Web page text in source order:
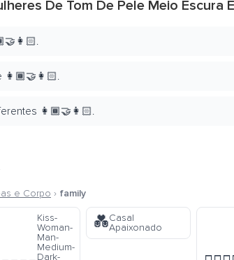
De Tom De Pele Meio Escura
👩🏾‍🤝‍👩🏻.
👩🏾‍🤝‍👩🏻.
e Corpo › family
Kiss-
Woman-
Man-
Medium-
Dark-
💑Casal
Apaixonado